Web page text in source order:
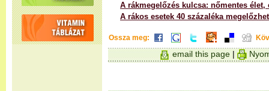
A rákmegelőzés kulcsa: nőmentes élet,
A rákos esetek 40 százaléka
Ossza meg:
email this page |